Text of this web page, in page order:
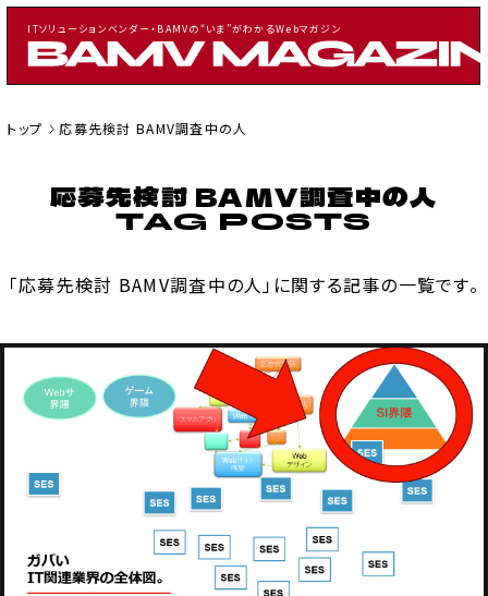
ITソリューションベンダー・BAMVの“いま”がわかるWebマガジン
CATEGORY
記事一覧
お知らせ
TAGS
BAMVに発注を考えた人向け
IT業界経験者向け
アジャイル関連
ネタ
応募先検討 BAMV調査中の人
最初の方に見といてほしい記事
寺野の業界研究
就活学生向け
転職市場・キャリアについて考察
トップ 応募先検討 BAMV調査中の人
応募先検討 BAMV調査中の人
「応募先検討 BAMV調査中の人」に関する記事の一覧です。